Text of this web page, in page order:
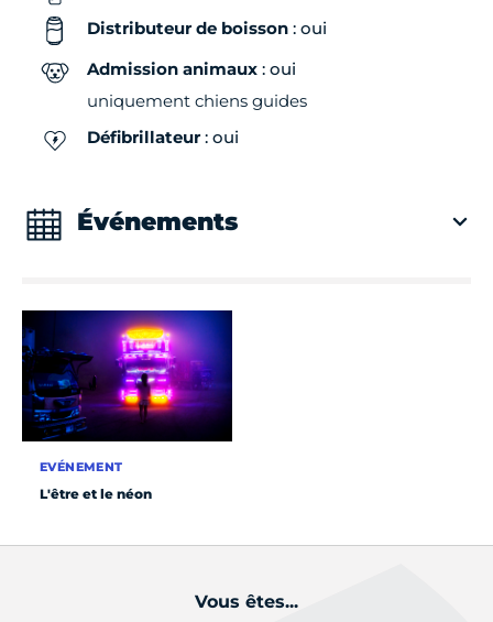
Distributeur de boisson : oui
Admission animaux : oui
uniquement chiens guides
Défibrillateur: oui
Événements
EVÉNEMENT
L'être et le néon
Vous êtes...